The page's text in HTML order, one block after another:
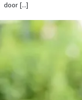
door [...]